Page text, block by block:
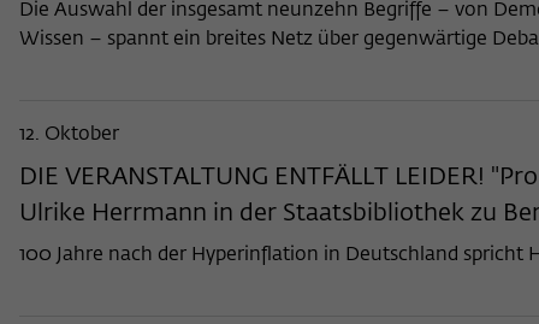
Die Auswahl der insgesamt neunzehn Begriffe – von
Wissen – spannt ein breites Netz über gegenwärtige
12. Oktober
DIE VERANSTALTUNG ENTFÄLLT LEIDER!
Ulrike Herrmann in der Staatsbibliothek zu
100 Jahre nach der Hyperinflation in Deutschland